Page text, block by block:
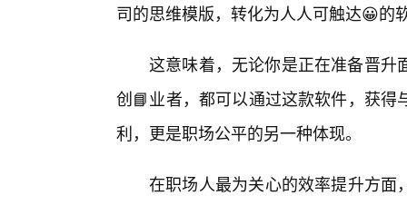
司的思维模版，转化为人人可触达😀的
这意味着，无论你是正在准备晋升
创📘业者，都可以通过这款软件，获
利，更是职场公平的另一种体现。
在职场人最为关心的效率提升方面